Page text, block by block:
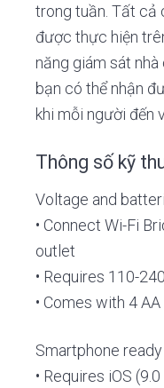
trong tuần. Tất cả
được thực hiện
năng giám sát
bạn có thể nhận
khi mỗi người đến
Thông số kỹ
Voltage and
• Connect Wi-Fi
outlet
• Requires 110-
• Comes with 4
Smartphone ready
• Requires iOS